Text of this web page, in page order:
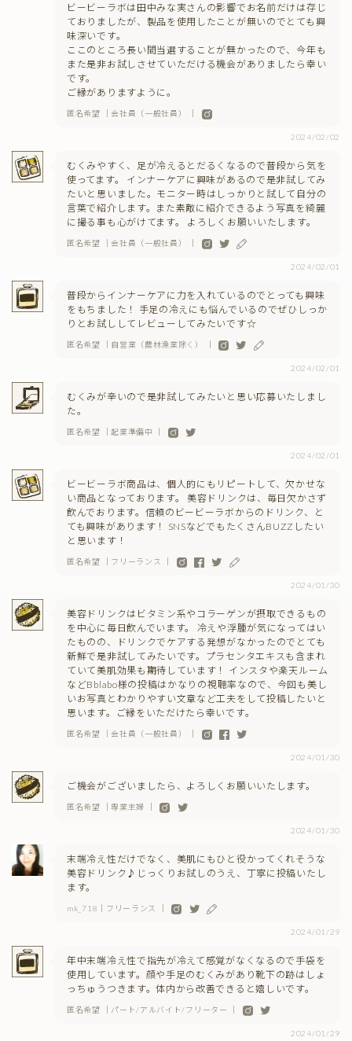
ビービーラボは田中みな実さんの影響でお名前だけは存じ
ておりましたが、製品を使用したことが無いのでとても興
味深いです。
ここのところ長い間当選することが無かったので、今年も
また是非お試しさせていただける機会がありましたら幸い
です。
ご縁がありますように。
匿名希望 ｜会社員（一般社員） ｜
2024/02/02
むくみやすく、足が冷えるとだるくなるので普段から気を
使ってます。 インナーケアに興味があるので是非試してみ
たいと思いました。モニター時はしっかりと試して自分の
言葉で紹介します。また素敵に紹介できるよう写真を綺麗
に撮る事も心がけてます。 よろしくお願いいたします。
匿名希望 ｜会社員（一般社員） ｜
2024/02/01
普段からインナーケアに力を入れているのでとっても興味
をもちました！ 手足の冷えにも悩んでいるのでぜひしっか
りとお試ししてレビューしてみたいです☆
匿名希望 ｜自営業（農林漁業除く） ｜
2024/02/01
むくみが辛いので是非試してみたいと思い応募いたしまし
た。
匿名希望 ｜起業準備中 ｜
2024/02/01
ビービーラボ商品は、個人的にもリピートして、欠かせな
い商品となっております。 美容ドリンクは、毎日欠かさず
飲んでおります。信頼のビービーラボからのドリンク、と
ても興味があります！ SNSなどでもたくさんBUZZしたい
と思います！
匿名希望 ｜フリーランス ｜
2024/01/30
美容ドリンクはビタミン系やコラーゲンが摂取できるもの
を中心に毎日飲んでいます。 冷えや浮腫が気になってはい
たものの、ドリンクでケアする発想がなかったのでとても
新鮮で是非試してみたいです。プラセンタエキスも含まれ
ていて美肌効果も期待しています！ インスタや楽天ルーム
などBblabo様の投稿はかなりの視聴率なので、今回も美し
いお写真とわかりやすい文章など工夫をして投稿したいと
思います。ご縁をいただけたら幸いです。
匿名希望 ｜会社員（一般社員） ｜
2024/01/30
ご機会がございましたら、よろしくお願いいたします。
匿名希望 ｜専業主婦 ｜
2024/01/30
末端冷え性だけでなく、美肌にもひと役かってくれそうな
美容ドリンク♪じっくりお試しのうえ、丁寧に投稿いたし
ます。
mk_718｜フリーランス ｜
2024/01/29
年中末端冷え性で指先が冷えて感覚がなくなるので手袋を
使用しています。顔や手足のむくみがあり靴下の跡はしょ
っちゅうつきます。体内から改善できると嬉しいです。
匿名希望 ｜パート/アルバイト/フリーター ｜
2024/01/29